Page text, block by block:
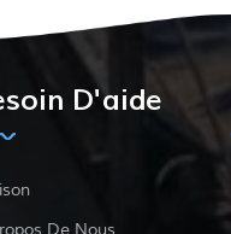
D'aide
De Nous